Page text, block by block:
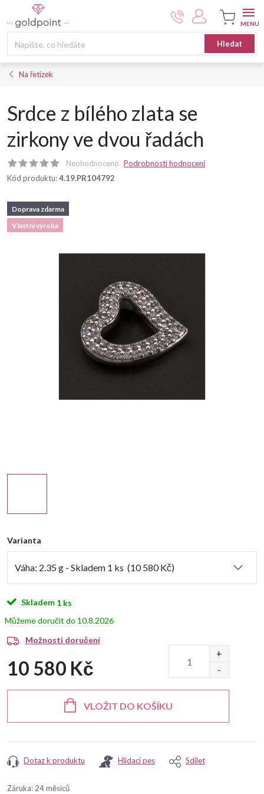
na
Hledat
Nákupní
košík
Na řetízek
Srdce z bílého zlata se
zirkony ve dvou řadách
Neohodnoceno Podrobnosti hodnocení
Kód produktu:4.19.PR104792
Doprava zdarma
Vlastní výroba
Varianta
Skladem 1 ks
10.8.2026
Možnosti doručení
10 580 Kč
VLOŽIT DO KOŠÍKU
Dotaz k produktu Hlídací pes Sdílet
Záruka: 24 měsíců